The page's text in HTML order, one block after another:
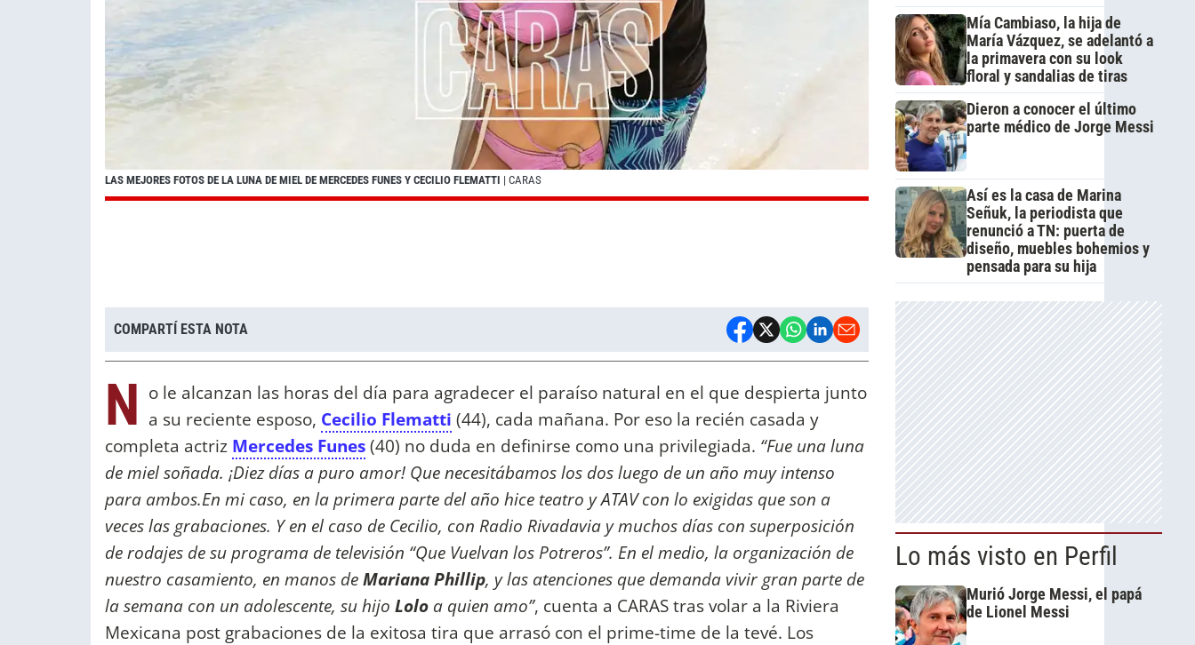
LAS MEJORES FOTOS DE LA LUNA DE MIEL DE MERCEDES FUNES Y CECILIO FLEMATTI | CARAS
COMPARTÍ ESTA NOTA
N o le alcanzan las horas del día para agradecer el paraíso natural en el que despierta junto
a su reciente esposo, Cecilio Flematti (44), cada mañana. Por eso la recién casada y
completa actriz Mercedes Funes(40) no duda en definirse como una privilegiada. “Fue una luna
de miel soñada. ¡Diez días a puro amor! Que necesitábamos los dos luego de un año muy intenso
para ambos.En mi caso, en la primera parte del año hice teatro y ATAV con lo exigidas que son a
veces las grabaciones. Y en el caso de Cecilio, con Radio Rivadavia y muchos días con superposición
de rodajes de su programa de televisión “Que Vuelvan los Potreros”. En el medio, la organización de
nuestro casamiento, en manos deMariana Phillip, y las atenciones que demanda vivir gran parte de
la semana con un adolescente, su hijo Lolo a quien amo”, cuenta a CARAS tras volar a la Riviera
Mexicana post grabaciones de la exitosa tira que arrasó con el prime-time de la tevé. Los
Mía Cambiaso, la hija de
María Vázquez, se adelantó a
la primavera con su look
floral y sandalias de tiras
Dieron a conocer el último
parte médico de Jorge Messi
Así es la casa de Marina
Señuk, la periodista que
renunció a TN: puerta de
diseño, muebles bohemios y
pensada para su hija
Lo más visto en Perfil
Murió Jorge Messi, el papá
de Lionel Messi